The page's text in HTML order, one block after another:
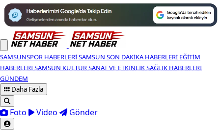
SAMSUNSPOR HABERLERISAMSUN SON DAKIKA HABERLERI EĞITIM
HABERLERISAMSUN KÜLTÜR SANAT VE ETKINLIKSAĞLIK HABERLERI
GÜNDEM
Daha Fazla
Foto Video Gönder